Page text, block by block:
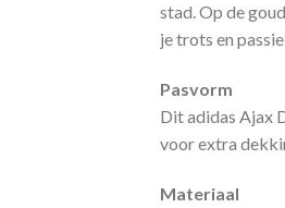
stad. Op de
je trots en
Pasvorm
Dit adidas Ajax
voor extra
Materiaal